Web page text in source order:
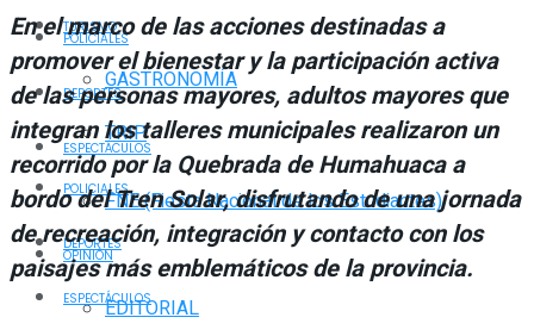
POLICIALES
DEPORTES
ESPECTÁCULOS
FNE (Fiesta Nacional de los Estudiantes)
OPINIÓN
EDITORIAL
TURISMO
GASTRONOMÍA
TRIP
POLICIALES
DEPORTES
ESPECTÁCULOS
En el marco de las acciones destinadas a
promover el bienestar y la participación activa
de las personas mayores, adultos mayores que
integran los talleres municipales realizaron un
recorrido por la Quebrada de Humahuaca a
bordo del Tren Solar, disfrutando de una jornada
de recreación, integración y contacto con los
paisajes más emblemáticos de la provincia.